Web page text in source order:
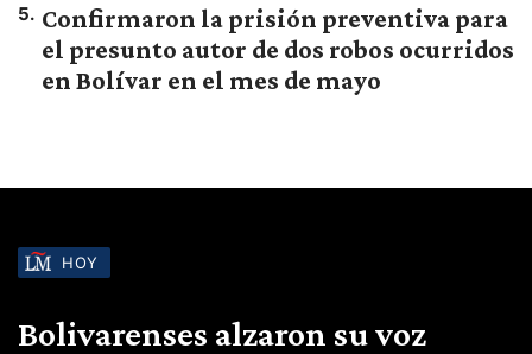
5. Confirmaron la prisión preventiva para
el presunto autor de dos robos ocurridos
en Bolívar en el mes de mayo
HOY
Bolivarenses alzaron su voz